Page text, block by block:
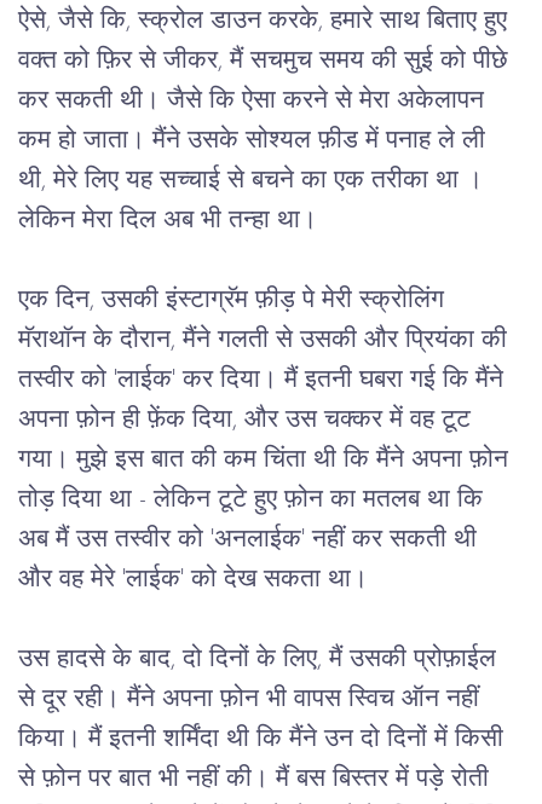
ऐसे, जैसे कि, स्क्रोल डाउन करके, हमारे साथ बिताए हुए
वक्त को फ़िर से जीकर, मैं सचमुच समय की सुई को पीछे
कर सकती थी। जैसे कि ऐसा करने से मेरा अकेलापन
कम हो जाता। मैंने उसके सोश्यल फ़ीड में पनाह ले ली
थी, मेरे लिए यह सच्चाई से बचने का एक तरीका था ।
लेकिन मेरा दिल अब भी तन्हा था।
एक दिन, उसकी इंस्टाग्रॅम फ़ीड़ पे मेरी स्क्रोलिंग
मॅराथॉन के दौरान, मैंने गलती से उसकी और प्रियंका की
तस्वीर को 'लाईक' कर दिया। मैं इतनी घबरा गई कि मैंने
अपना फ़ोन ही फ़ेंक दिया, और उस चक्कर में वह टूट
गया। मुझे इस बात की कम चिंता थी कि मैंने अपना फ़ोन
तोड़ दिया था - लेकिन टूटे हुए फ़ोन का मतलब था कि
अब मैं उस तस्वीर को 'अनलाईक' नहीं कर सकती थी
और वह मेरे 'लाईक' को देख सकता था।
उस हादसे के बाद, दो दिनों के लिए, मैं उसकी प्रोफ़ाईल
से दूर रही। मैंने अपना फ़ोन भी वापस स्विच ऑन नहीं
किया। मैं इतनी शर्मिंदा थी कि मैंने उन दो दिनों में किसी
से फ़ोन पर बात भी नहीं की। मैं बस बिस्तर में पड़े रोती